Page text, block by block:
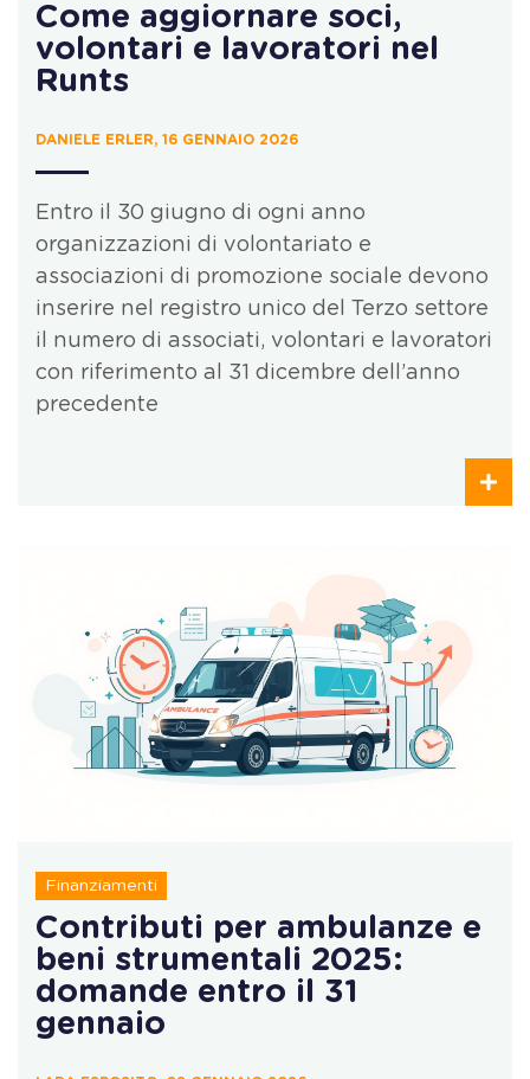
Come aggiornare soci,
volontari e lavoratori nel
Runts
DANIELE ERLER, 16 GENNAIO 2026
Entro il 30 giugno di ogni anno
organizzazioni di volontariato e
associazioni di promozione sociale devono
inserire nel registro unico del Terzo settore
il numero di associati, volontari e lavoratori
con riferimento al 31 dicembre dell’anno
precedente
Finanziamenti
Contributi per ambulanze e
beni strumentali 2025:
domande entro il 31
gennaio